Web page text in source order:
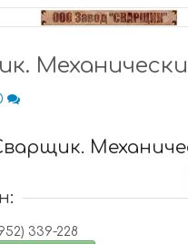
+7 (3952) 339-228